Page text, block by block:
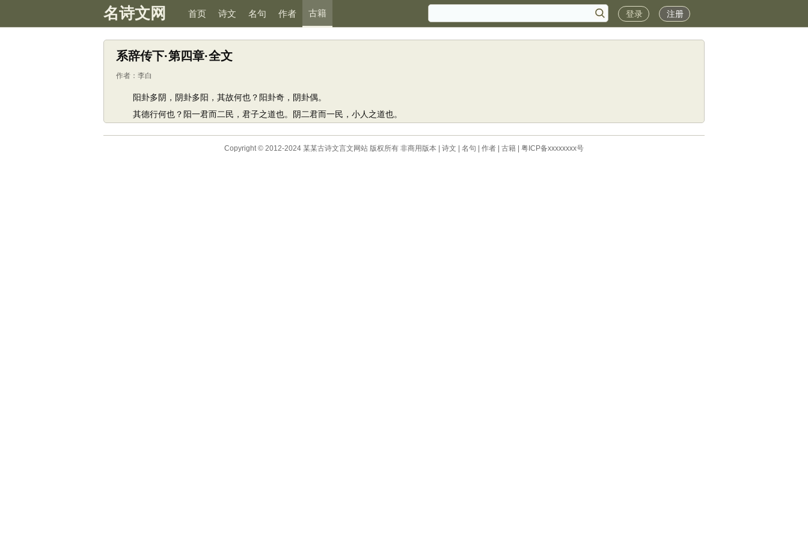
名诗文网 首页 诗文 名句 作者 古籍 登录 注册
系辞传下·第四章·全文
作者： 李白
阳卦多阴，阴卦多阳，其故何也？阳卦奇，阴卦偶。
其德行何也？阳一君而二民，君子之道也。阴二君而一民，小人之道也。
Copyright © 2012-2024 某某古诗文言文网站 版权所有 非商用版本 | 诗文 名句 作者 古籍 粤ICP备xxxxxxxx号